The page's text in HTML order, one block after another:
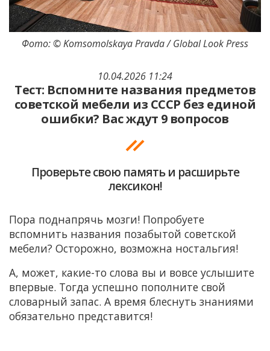
10.04.2026 11:24
Тест: Вспомните названия предметов
советской мебели из СССР без единой
ошибки? Вас ждут 9 вопросов
Проверьте свою память и расширьте
лексикон!
Фото: © Komsomolskaya Pravda / Global Look Press
Пора поднапрячь мозги! Попробуете
вспомнить названия позабытой советской
мебели? Осторожно, возможна ностальгия!
А, может, какие-то слова вы и вовсе услышите
впервые. Тогда успешно пополните свой
словарный запас. А время блеснуть знаниями
обязательно представится!